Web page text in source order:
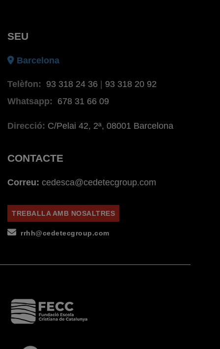
SEU
Barcelona
Telèfon: 93 318 24 36
93 318 20 92
Whatsapp:
678 31 66 09
Direcció: C/Pelai 42, 2ª, 08001 Barcelona
CONTACTE
Correu: cedesca@cedetecgroup.com
TREBALLA AMB NOSALTRES
rrhh@cedetecgroup.com